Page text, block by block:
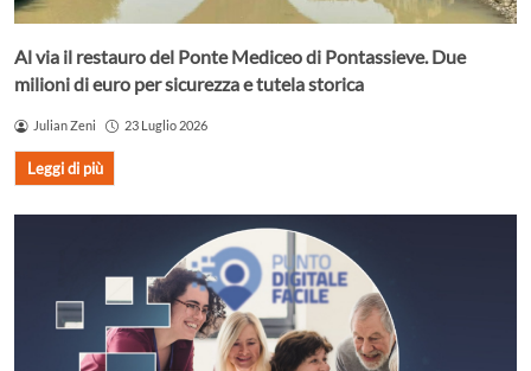
Al via il restauro del Ponte Mediceo di Pontassieve. Due
milioni di euro per sicurezza e tutela storica
Julian Zeni 23 Luglio 2026
Leggi di più